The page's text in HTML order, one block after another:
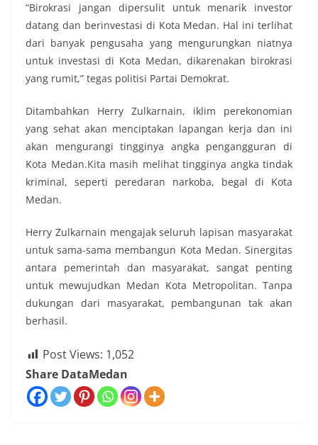
“Birokrasi jangan dipersulit untuk menarik investor
datang dan berinvestasi di Kota Medan. Hal ini terlihat
dari banyak pengusaha yang mengurungkan niatnya
untuk investasi di Kota Medan, dikarenakan birokrasi
yang rumit,” tegas politisi Partai Demokrat.
Ditambahkan Herry Zulkarnain, iklim perekonomian
yang sehat akan menciptakan lapangan kerja dan ini
akan mengurangi tingginya angka pengangguran di
Kota Medan.Kita masih melihat tingginya angka tindak
kriminal, seperti peredaran narkoba, begal di Kota
Medan.
Herry Zulkarnain mengajak seluruh lapisan masyarakat
untuk sama-sama membangun Kota Medan. Sinergitas
antara pemerintah dan masyarakat, sangat penting
untuk mewujudkan Medan Kota Metropolitan. Tanpa
dukungan dari masyarakat, pembangunan tak akan
berhasil.
Post Views: 1,052
Share DataMedan